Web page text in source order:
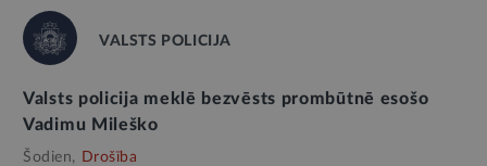
VALSTS POLICIJA
Valsts policija meklē bezvēsts prombūtnē esošo
Vadimu Mileško
Šodien, Drošība